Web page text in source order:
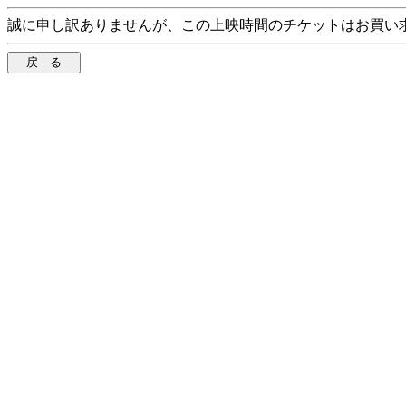
誠に申し訳ありませんが、この上映時間のチケットはお買い